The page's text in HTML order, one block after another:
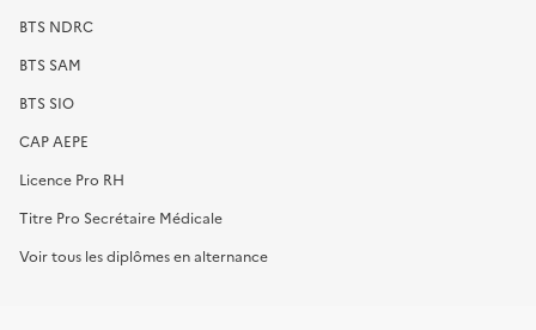
BTS NDRC
BTS SAM
BTS SIO
CAP AEPE
Licence Pro RH
Titre Pro Secrétaire Médicale
Voir tous les diplômes en alternance